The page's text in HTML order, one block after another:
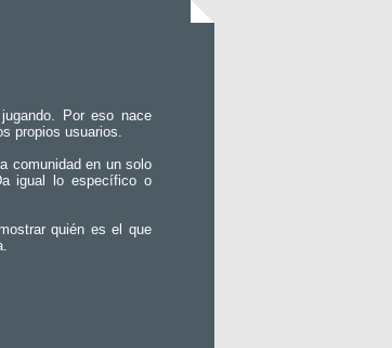
Por eso nace
propios usuarios.
comunidad en un solo
igual lo específico o
quién es el que